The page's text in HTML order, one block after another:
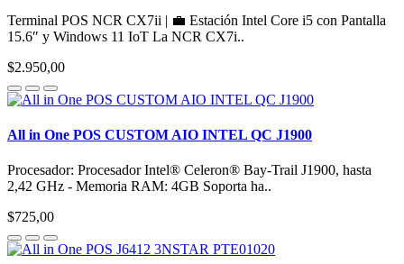
Terminal POS NCR CX7ii | 💼 Estación Intel Core i5 con Pantalla
15.6″ y Windows 11 IoT La NCR CX7i..
$2.950,00
All in One POS CUSTOM AIO INTEL QC J1900
Procesador: Procesador Intel® Celeron® Bay-Trail J1900, hasta
2,42 GHz - Memoria RAM: 4GB Soporta ha..
$725,00